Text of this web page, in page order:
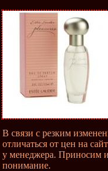
В связи с резким
отличаться от цен на
у менеджера. Приносим
понимание.